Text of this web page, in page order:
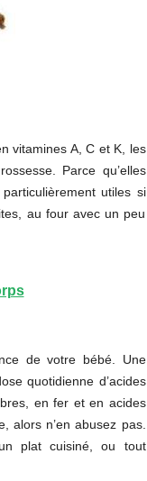
vitamines A, C et K, les
Parce qu’elles
utiles si
au four avec un peu
de votre bébé. Une
quotidienne d’acides
en fer et en acides
alors n’en abusez pas.
plat cuisiné, ou tout